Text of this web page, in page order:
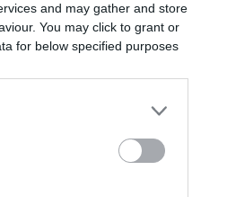
and may gather and store
You may click to grant or
for below specified purposes